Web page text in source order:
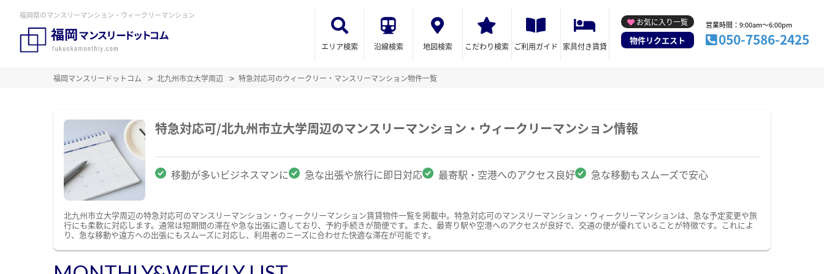
福岡県のマンスリーマンション・ウィークリーマンション
エリア検索 沿線検索 地図検索 こだわり検索 ご利用ガイド 家具付き賃貸
お気に入り一覧
物件リクエスト
営業時間：9:00am～6:00pm
050-7586-2425
福岡マンスリードットコム 北九州市立大学周辺 特急対応可のウィークリー・マンスリーマンション物件一覧
特急対応可/北九州市立大学周辺のマンスリーマンション・ウィークリーマンション情報
移動が多いビジネスマンに 急な出張や旅行に即日対応 最寄駅・空港へのアクセス良好 急な移動もスムーズで安心
北九州市立大学周辺の特急対応可のマンスリーマンション・ウィークリーマンション賃貸物件一覧を掲載中。特急対応可のマンスリーマンション・ウィークリーマンションは、急な予定変更や旅
行にも柔軟に対応します。通常は短期間の滞在や急な出張に適しており、予約手続きが簡便です。また、最寄り駅や空港へのアクセスが良好で、交通の便が優れていることが特徴です。これによ
り、急な移動や遠方への出張にもスムーズに対応し、利用者のニーズに合わせた快適な滞在が可能です。